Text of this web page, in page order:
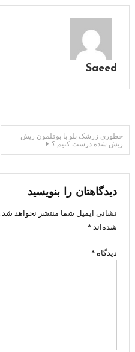
Saeed
راهبری
چطوری زرشک پلو با بوقلمون ریش
ریش شده درست کنیم ؟
دیدگاهتان را بنویسید
نشانی ایمیل شما منتشر نخواهد شد.
شده‌اند*
دیدگاه *